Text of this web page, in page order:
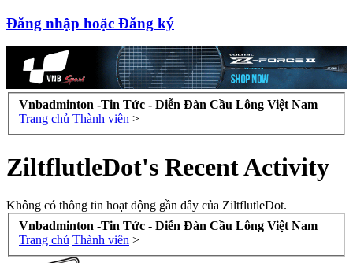
Đăng nhập hoặc Đăng ký
Vnbadminton -Tin Tức - Diễn Đàn Cầu Lông Việt Nam
Trang chủ Thành viên >
ZiltflutleDot's Recent Activity
Không có thông tin hoạt động gần đây của ZiltflutleDot.
Vnbadminton -Tin Tức - Diễn Đàn Cầu Lông Việt Nam
Trang chủ Thành viên >